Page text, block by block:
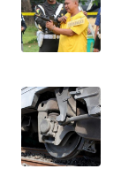
KALTENG
WN
WN
KALSEL